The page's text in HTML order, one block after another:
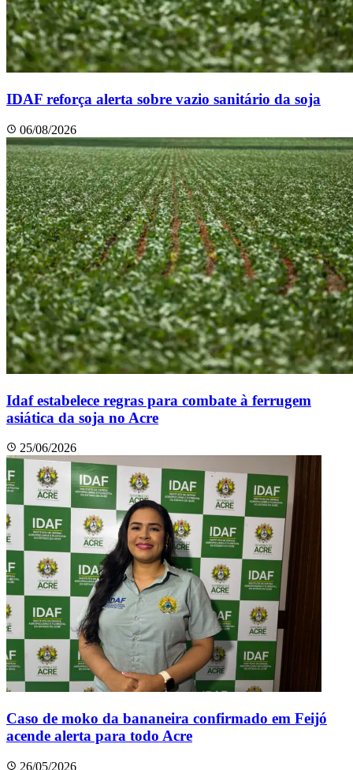
IDAF reforça alerta sobre vazio sanitário da soja
06/08/2026
Idaf estabelece regras para combate à ferrugem
asiática da soja no Acre
25/06/2026
Caso de moko da bananeira confirmado em Feijó
acende alerta para todo Acre
26/05/2026